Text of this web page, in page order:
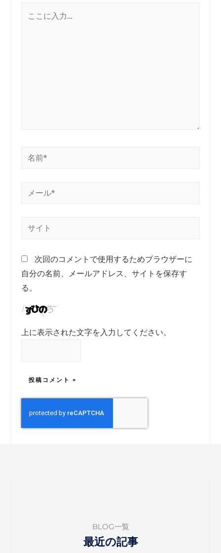
次回のコメントで使用するためブラウザーに
自分の名前、メールアドレス、サイトを保存す
る。
上に表示された文字を入力してください。
BLOG一覧
最近の記事